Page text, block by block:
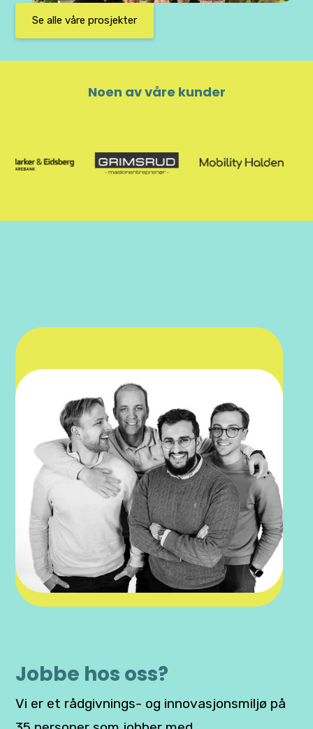
Se alle våre prosjekter
Noen av våre kunder
Jobbe hos oss?
Vi er et rådgivnings- og innovasjonsmiljø på